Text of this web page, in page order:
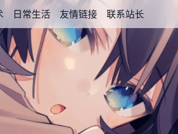
日常生活 友情链接 联系站长